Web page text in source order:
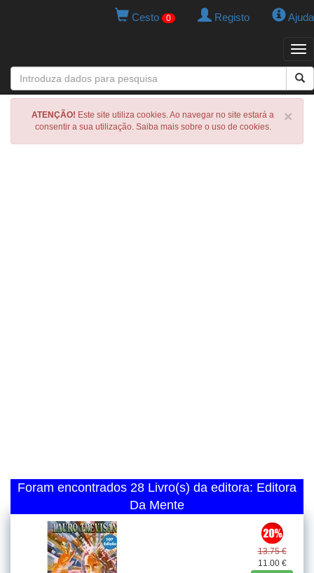
Cesto 0 Registo Ajuda
×
ATENÇÃO! Este site utiliza cookies. Ao navegar no site estará a
consentir a sua utilização. Saiba mais sobre o uso de cookies.
Foram encontrados 28 Livro(s) da editora: Editora
Da Mente
13.75 €
11.00 €